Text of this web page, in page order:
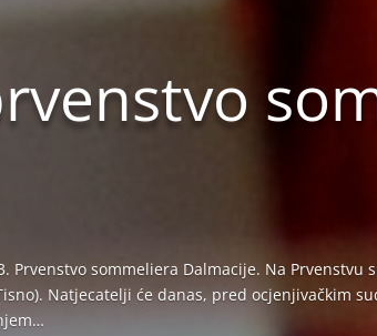
Prvenstvo sommeliera Dalmacije. Na
Natjecatelji će danas, pred ocjenjivačkim